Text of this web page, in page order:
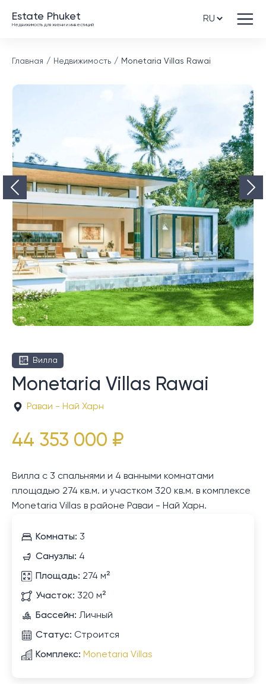
Estate Phuket
Недвижимость для жизни и инвестиций
Главная Недвижимость Monetaria Villas Rawai
Вилла
Monetaria Villas Rawai
Раваи - Най Харн
44 353 000 ₽
Вилла с 3 спальнями и 4 ванными комнатами
площадью 274 кв.м. и участком 320 кв.м. в комплексе
Monetaria Villas в районе Раваи - Най Харн.
Комнаты: 3
Санузлы: 4
Площадь: 274 м²
Участок: 320 м²
Бассейн: Личный
Статус: Строится
Комплекс: Monetaria Villas